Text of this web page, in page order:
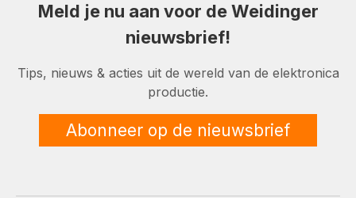
Meld je nu aan voor de Weidinger
nieuwsbrief!
Tips, nieuws & acties uit de wereld van de elektronica
productie.
Abonneer op de nieuwsbrief